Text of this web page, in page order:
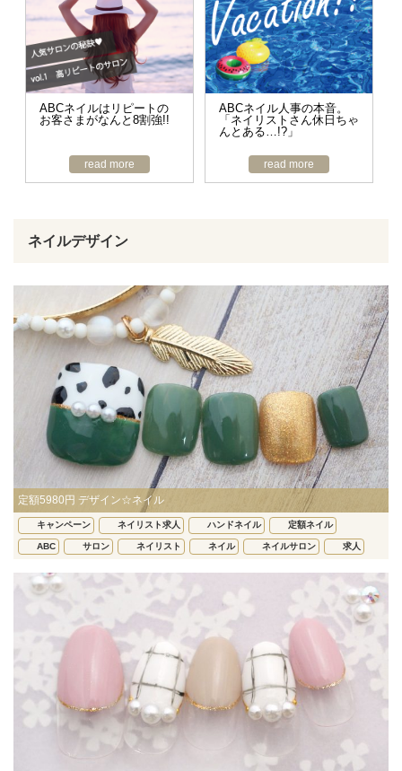
ABCネイルはリピートの
お客さまがなんと8割強!!
read more
ABCネイル人事の本音。
「ネイリストさん休日ちゃ
んとある…!?」
read more
ネイルデザイン
定額5980円 デザイン☆ネイル
キャンペーン ネイリスト求人 ハンドネイル 定額ネイル
ABC サロン ネイリスト ネイル ネイルサロン 求人